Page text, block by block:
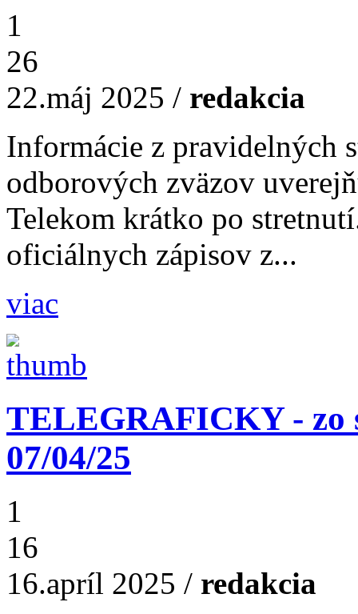
1
26
22.máj 2025 / redakcia
Informácie z pravidelných
odborových zväzov
Telekom krátko po
oficiálnych zápisov z...
viac
TELEGRAFICKY - zo
07/04/25
1
16
16.apríl 2025 / redakcia